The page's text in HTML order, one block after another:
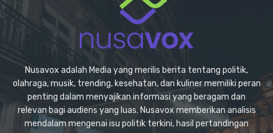
Nusavox adalah Media yang merilis berita tentang politik,
olahraga, musik, trending, kesehatan, dan kuliner memiliki peran
penting dalam menyajikan informasi yang beragam dan
relevan bagi audiens yang luas. Nusavox memberikan analisis
mendalam mengenai isu politik terkini, hasil pertandingan